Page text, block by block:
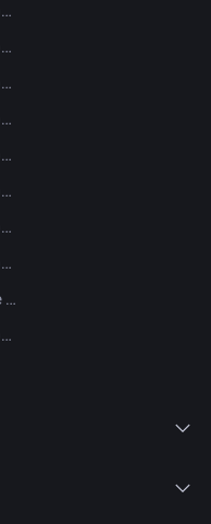
Resumen de noticias sobre criptomonedas de FameEX de hoy | 7 de agosto de 2026
Resumen de noticias sobre criptomonedas de FameEX de hoy | 6 de agosto de 2026
Resumen de noticias sobre criptomonedas de FameEX de hoy | 5 de agosto de 2026
Resumen de noticias sobre criptomonedas de FameEX de hoy | 4 de agosto de 2026
Resumen de noticias sobre criptomonedas de FameEX de hoy | 3 de agosto de 2026
Resumen de noticias sobre criptomonedas de FameEX de hoy | 31 de julio de 2026
Resumen de noticias sobre criptomonedas de FameEX de hoy | 30 de julio de 2026
Resumen de noticias sobre criptomonedas de FameEX de hoy | 29 de julio de 2026
FameEX fortalece la confianza de los usuarios a través de ocho años de operaciones estables y crecimiento global
Resumen de noticias sobre criptomonedas de FameEX de hoy | 28 de julio de 2026